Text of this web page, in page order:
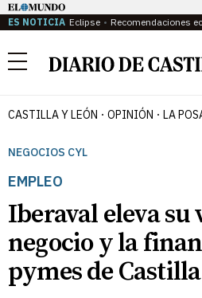
ES NOTICIA Eclipse Recomendaciones
Menú
CASTILLA Y LEÓN OPINIÓN LA
NEGOCIOS CYL
EMPLEO
Iberaval eleva su
negocio y la
pymes de